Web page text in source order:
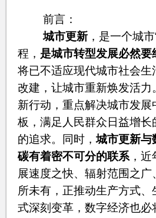
前言：
城市更新，是一个城市
程， 是城市转型发展必然要
将已不适应现代城市社会生
改建，让城市重新焕发活力
新行动，重点解决城市发展
板，满足人民群众日益增长
的追求。同时，城市更新与
碳有着密不可分的联系，近
展速度之快、辐射范围之
所未有，正推动生产方式
式深刻变革，数字经济也必